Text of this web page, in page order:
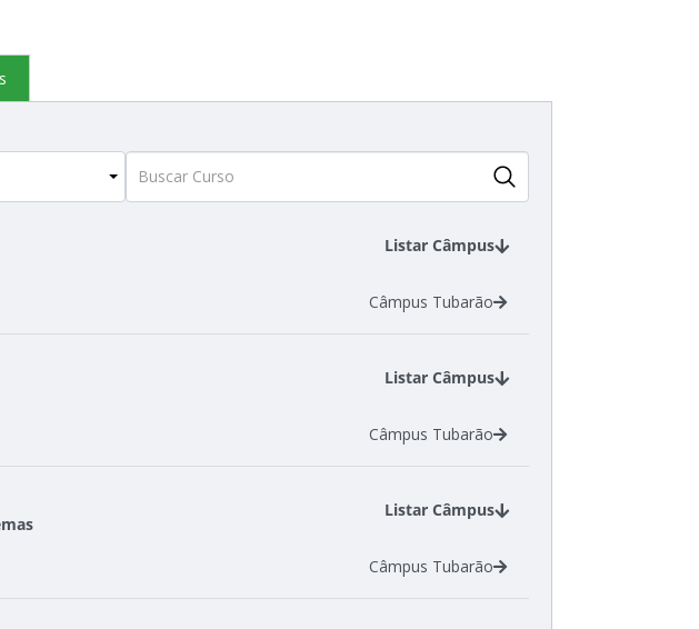
Listar Câmpus
Câmpus Tubarão
Listar Câmpus
Câmpus Tubarão
Listar Câmpus
Câmpus Tubarão